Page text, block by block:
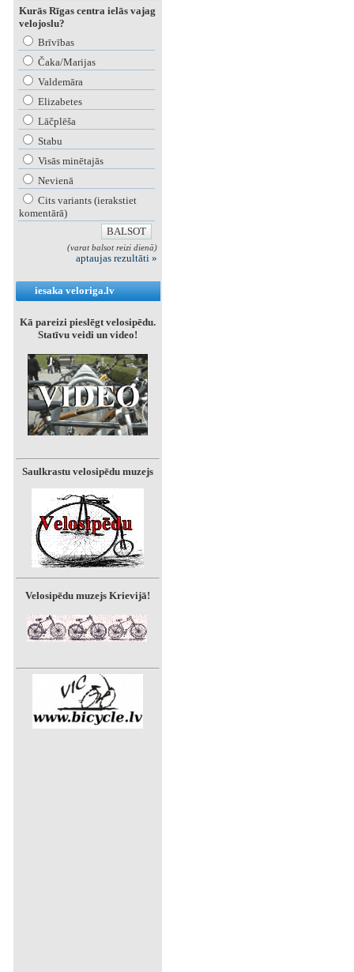
Kurās Rīgas centra ielās vajag
velojoslu?
Brīvības
Čaka/Marijas
Valdemāra
Elizabetes
Lāčplēša
Stabu
Visās minētajās
Nevienā
Cits variants (ierakstiet
komentārā)
(varat balsot reizi dienā)
aptaujas rezultāti »
iesaka veloriga.lv
Kā pareizi pieslēgt velosipēdu.
Statīvu veidi un video!
Saulkrastu velosipēdu muzejs
Velosipēdu muzejs Krievijā!